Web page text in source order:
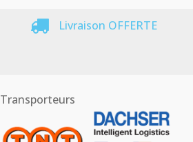
Livraison OFFERTE
Transporteurs